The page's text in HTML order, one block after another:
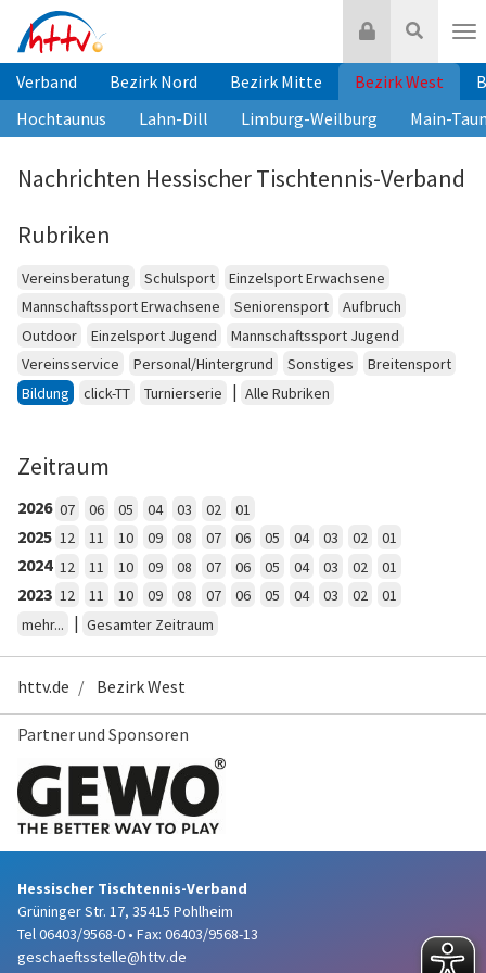
Inhalt
springen
Suche
Login
Verband Bezirk Nord Bezirk Mitte Bezirk West
Hochtaunus
Lahn-Dill Limburg-Weilburg Main-
Nachrichten Hessischer Tischtennis-Verband
Rubriken
Vereinsberatung Schulsport
Einzelsport Erwachsene
Mannschaftssport Erwachsene
Seniorensport
Aufbruch
Outdoor
Einzelsport Jugend
Mannschaftssport Jugend
Vereinsservice
Personal/Hintergrund Sonstiges
Breitensport
Bildung
click-TT Turnierserie | Alle Rubriken
Zeitraum
2026 07 06 05 04 03 02 01
2025 12 11 10 09 08 07 06 05 04 03 02 01
2024 12 11 10 09 08 07 06 05 04 03 02 01
2023 12 11 10 09 08 07 06 05 04 03 02
01
mehr...
| Gesamter Zeitraum
httv.de Bezirk West
Partner und Sponsoren
Hessischer Tischtennis-Verband
Grüninger Str. 17, 35415 Pohlheim
Tel 06403/9568-0 • Fax: 06403/9568-13
geschaeftsstelle@httv.de